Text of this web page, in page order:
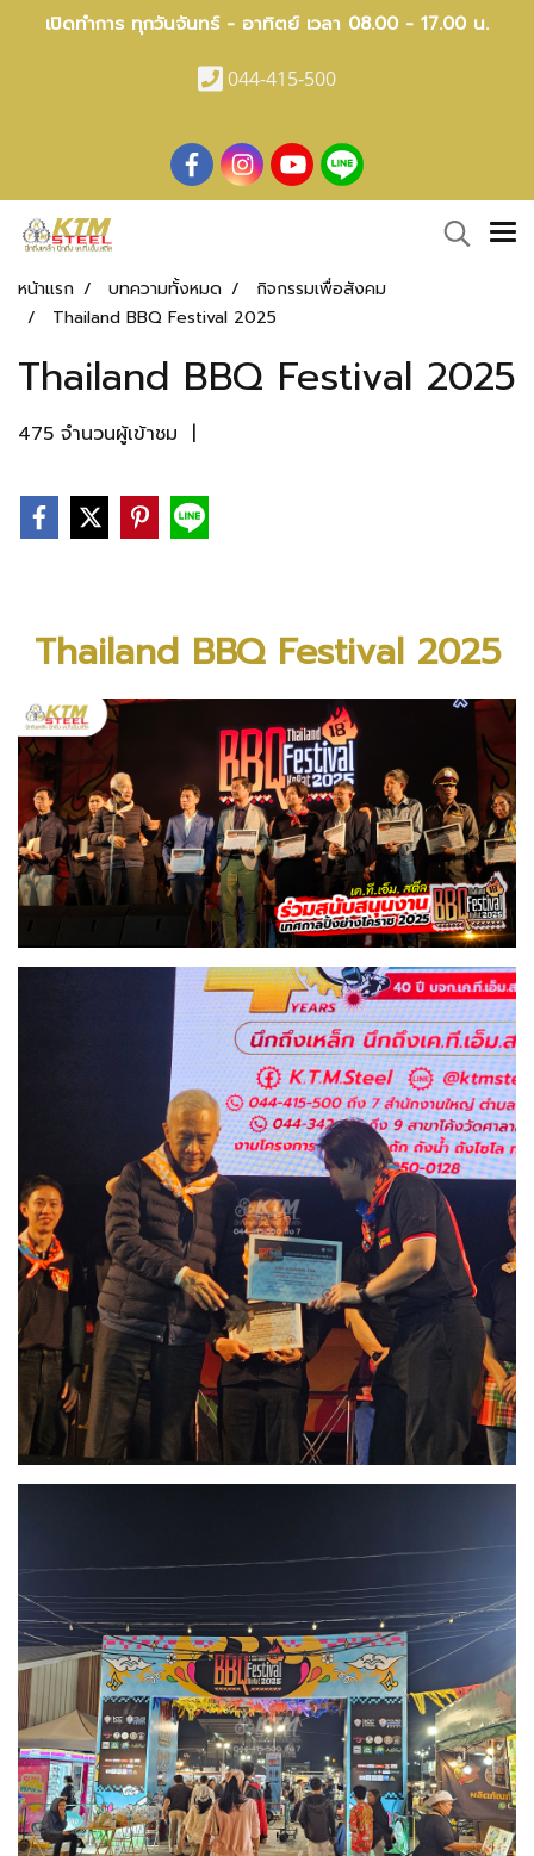
เปิดทำการ ทุกวันจันทร์ - อาทิตย์ เวลา 08.00 - 17.00 น.
044-415-500
หน้าแรก บทความทั้งหมด
กิจกรรมเพื่อสังคม
Thailand BBQ Festival 2025
Thailand BBQ Festival 2025
475 จำนวนผู้เข้าชม |
Thailand BBQ Festival 2025